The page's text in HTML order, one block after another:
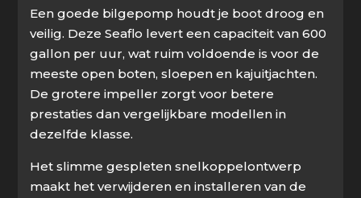
Een goede bilgepomp houdt je boot droog en
veilig. Deze Seaflo levert een capaciteit van 600
gallon per uur, wat ruim voldoende is voor de
meeste open boten, sloepen en kajuitjachten.
De grotere impeller zorgt voor betere
prestaties dan vergelijkbare modellen in
dezelfde klasse.
Het slimme gespleten snelkoppelontwerp
maakt het verwijderen en installeren van de